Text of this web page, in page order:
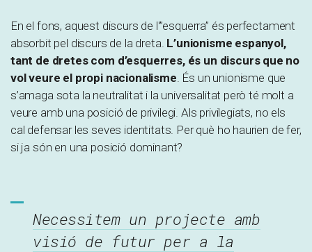
En el fons, aquest discurs de l'”esquerra” és perfectament
absorbit pel discurs de la dreta. L’unionisme espanyol,
tant de dretes com d’esquerres, és un discurs que no
vol veure el propi nacionalisme . És un unionisme que
s’amaga sota la neutralitat i la universalitat però té molt a
veure amb una posició de privilegi. Als privilegiats, no els
cal defensar les seves identitats. Per què ho haurien de fer,
si ja són en una posició dominant?
Necessitem un projecte amb
visió de futur per a la